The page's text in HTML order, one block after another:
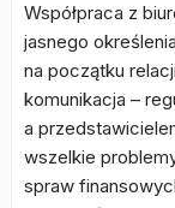
Współpraca z
jasnego
na początku
komunikacja –
a
wszelkie
spraw